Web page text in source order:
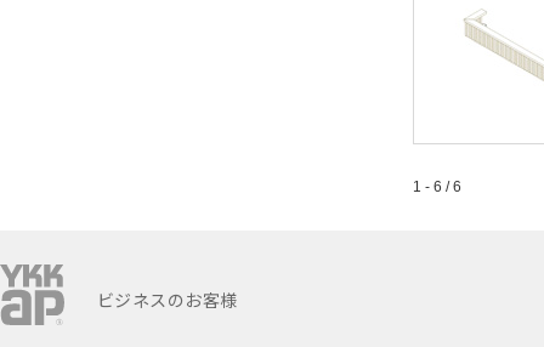
1 - 6 / 6
ビジネスのお客様